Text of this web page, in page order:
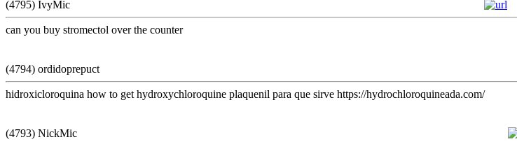
(4795) IvyMic
can you buy stromectol over the counter
(4794) ordidoprepuct
hidroxicloroquina how to get hydroxychloroquine plaquenil para que sirve https://hydrochloroquineada.com/
(4793) NickMic